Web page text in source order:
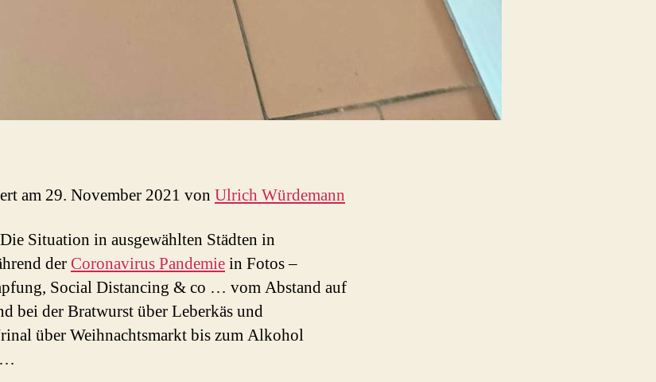
am 29. November 2021 von Ulrich Würdemann
Situation in ausgewählten Städten in
der Coronavirus Pandemiein Fotos –
Social Distancing & co … vom Abstand auf
bei der Bratwurst über Leberkäs und
über Weihnachtsmarkt bis zum Alkohol
…